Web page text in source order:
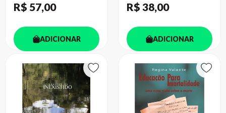
R$ 57,00
ADICIONAR
R$ 38,00
ADICIONAR